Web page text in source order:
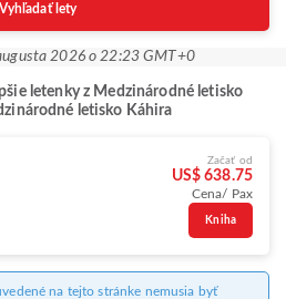
Vyhľadať lety
2026 o 22:23 GMT+0
letenky z Medzinárodné letisko
letisko Káhira
Začať od
US$ 638.75
Cena/ Pax
Kniha
na tejto stránke nemusia byť